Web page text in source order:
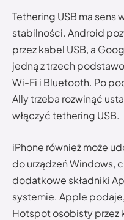
Tethering USB ma sens
stabilności. Android
przez kabel USB, a
jedną z trzech
Wi-Fi i Bluetooth. Po
Ally trzeba rozwinąć
włączyć tethering USB.
iPhone również może
do urządzeń Windows,
dodatkowe składniki
systemie. Apple
Hotspot osobisty przez